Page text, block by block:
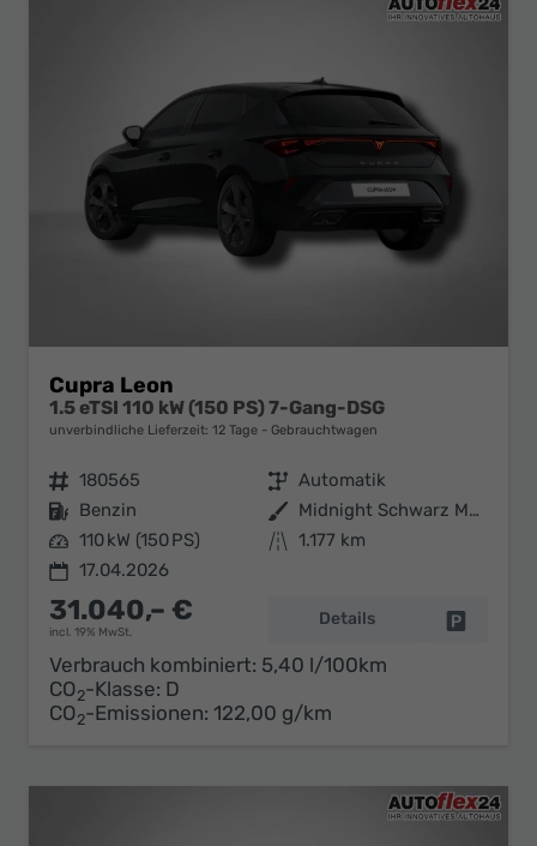
Cupra Leon
1.5 eTSI 110 kW (150 PS) 7-Gang-DSG
unverbindliche Lieferzeit: 12 Tage Gebrauchtwagen
Fahrzeugnr. 180565 Getriebe Automatik
Kraftstoff Benzin Außenfarbe
Midnight Schwarz Metallic
Leistung 110 kW (150 PS) Kilometerstand 1.177 km
17.04.2026
31.040,– €
incl. 19% MwSt.
Details
Verbrauch kombiniert: 5,40 l/100km
CO2-Klasse: D
CO2-Emissionen: 122,00 g/km